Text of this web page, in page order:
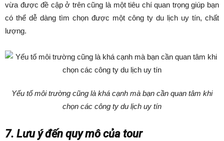
vừa được đề cập ở trên cũng là một tiêu chí quan trọng giúp bạn
có thể dễ dàng tìm chọn được một công ty du lịch uy tín, chất
lượng.
Yếu tố môi trường cũng là khá cạnh mà bạn cần quan tâm khi
chọn các công ty du lịch uy tín
7. Lưu ý đến quy mô của tour